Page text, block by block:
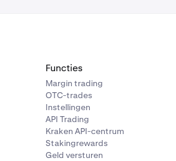
Functies
Margin trading
OTC-trades
Instellingen
API Trading
Kraken API-centrum
Stakingrewards
Geld versturen